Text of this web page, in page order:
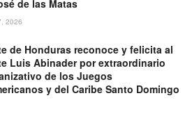
de las Matas
2026
de Honduras reconoce y felicita al
Luis Abinader por extraordinario
de los Juegos
y del Caribe Santo Domingo